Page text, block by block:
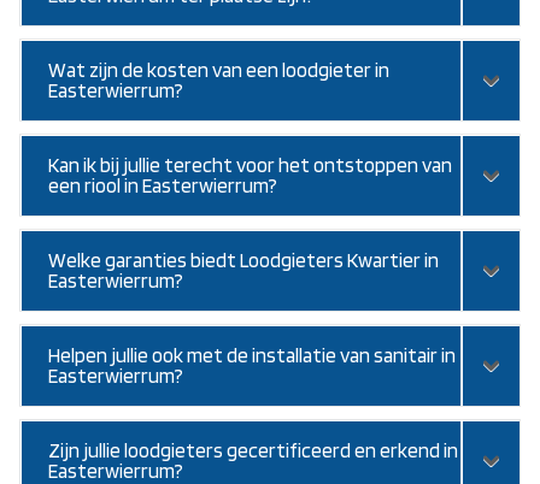
Wat zijn de kosten van een loodgieter in
Easterwierrum?
Kan ik bij jullie terecht voor het ontstoppen van
een riool in Easterwierrum?
Welke garanties biedt Loodgieters Kwartier in
Easterwierrum?
Helpen jullie ook met de installatie van sanitair in
Easterwierrum?
Zijn jullie loodgieters gecertificeerd en erkend in
Easterwierrum?